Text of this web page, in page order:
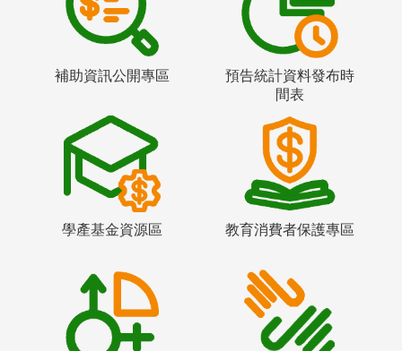
補助資訊公開專區
預告統計資料發布時
間表
學產基金資源區 教育消費者保護專區